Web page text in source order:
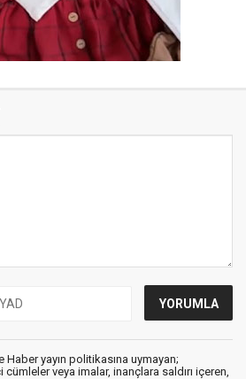
Haber yayın politikasına uymayan;
veya imalar, inançlara saldırı içeren,